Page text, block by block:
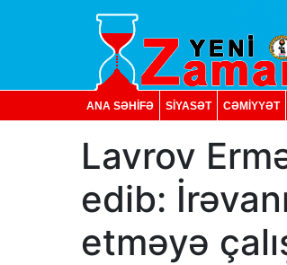
ANA SƏHİFƏ SİYASƏT CƏMİYYƏT
Lavrov
edib:
etməyə